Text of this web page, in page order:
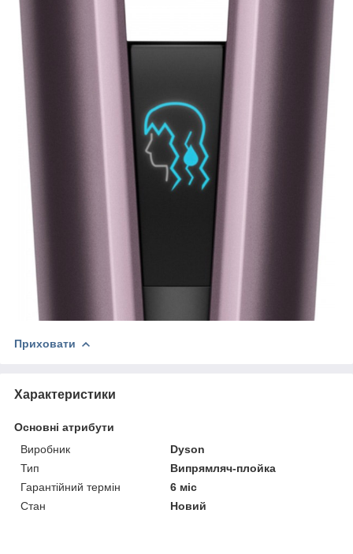
Приховати
Характеристики
Основні атрибути
Виробник
Dyson
Тип
Випрямляч-плойка
Гарантійний термін
6 міс
Стан
Новий